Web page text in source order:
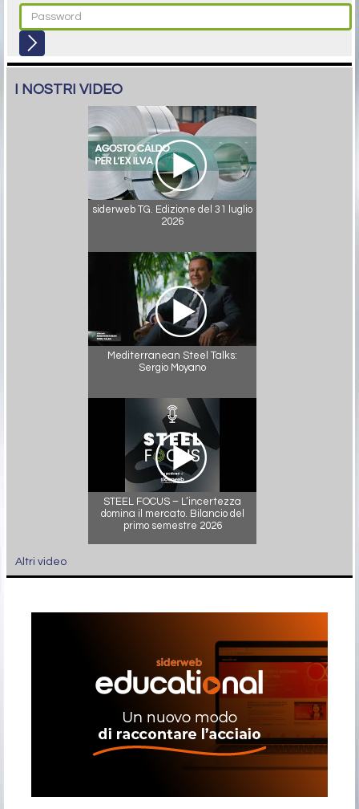
I NOSTRI VIDEO
siderweb TG. Edizione del 31 luglio
2026
Mediterranean Steel Talks:
Sergio Moyano
STEEL FOCUS – L’incertezza
domina il mercato. Bilancio del
primo semestre 2026
Altri video